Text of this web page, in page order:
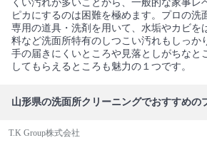
くい汚れが多いことから、一般的な家事レ
ピカにするのは困難を極めます。プロの洗
専用の道具・洗剤を用いて、水垢やカビを
料など洗面所特有のしつこい汚れもしっか
手の届きにくいところや見落としがちなと
してもらえるところも魅力の１つです。
山形県の洗面所クリーニングでおすすめの
T.K Group株式会社